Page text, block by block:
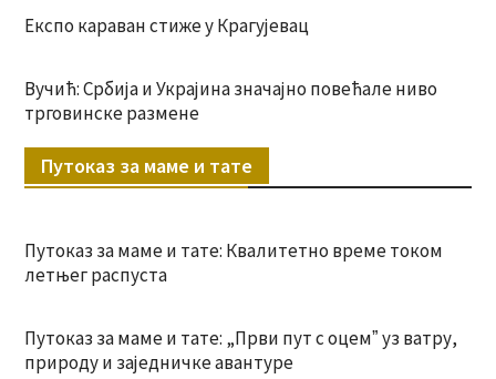
Експо караван стиже у Крагујевац
Вучић: Србија и Украјина значајно повећале ниво
трговинске размене
Путоказ за маме и тате
Путоказ за маме и тате: Квалитетно време током
летњег распуста
Путоказ за маме и тате: „Први пут с оцемˮ уз ватру,
природу и заједничке авантуре